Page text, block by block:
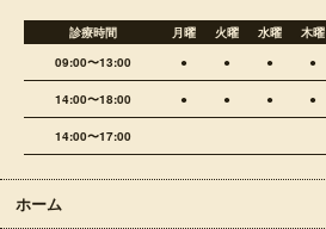
診療時間 月曜 火曜 水曜 木曜
09:00〜13:00
● ● ● ●
14:00〜18:00 ● ● ● ●
14:00〜17:00
ホーム